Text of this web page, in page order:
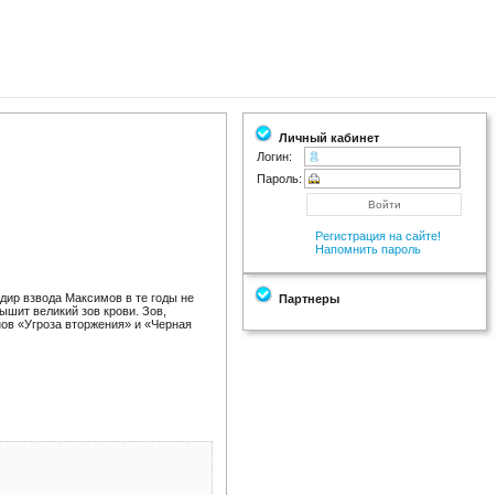
взвода Максимов в те годы не
великий зов крови. Зов,
«Угроза вторжения» и «Черная
Личный кабинет
Логин:
Пароль:
Регистрация на сайте!
Напомнить пароль
Партнеры